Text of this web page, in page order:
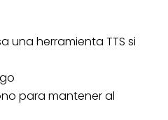
una herramienta TTS si
para mantener al